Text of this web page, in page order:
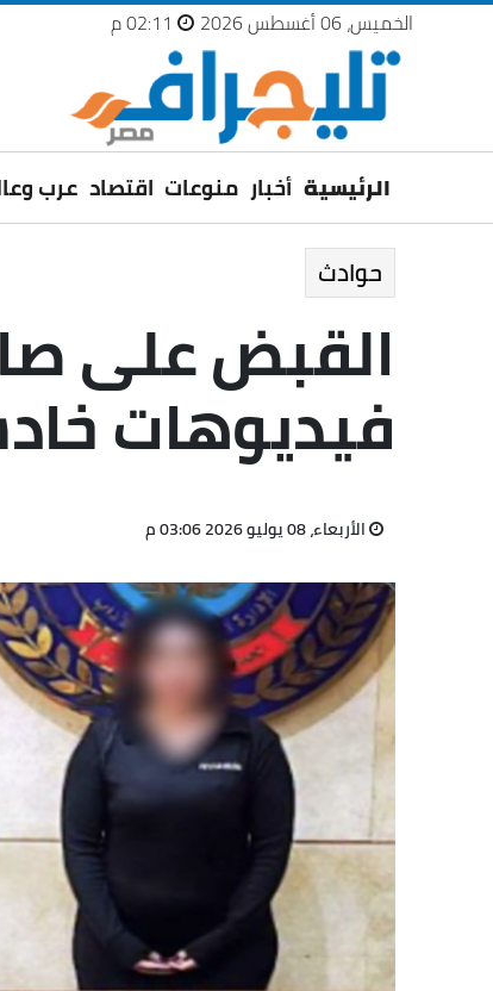
الخميس، 06 أغسطس 2026
الرئيسية أخبار منوعات اقتصاد عرب
حوادث
القبض على
فيديوهات
الأربعاء، 08 يوليو 2026 03:06 م